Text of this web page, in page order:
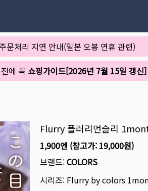
문처리 지연 안내(일본 오봉 연휴 관련)
에 꼭 쇼핑가이드[2026년 7월 15일 갱신]
Flurry 플러리먼슬리
1,900엔 (참고가: 19,000원)
브랜드:COLORS
시리즈: Flurry by colors